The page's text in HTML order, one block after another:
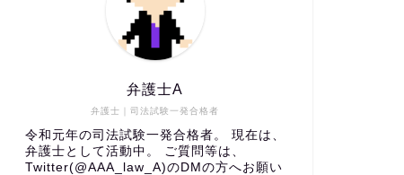
弁護士｜司法試験一発合格者
弁護士A
令和元年の司法試験一発合格者。 現在は、
弁護士として活動中。 ご質問等は、
Twitter(@AAA_law_A)のDMの方へお願い